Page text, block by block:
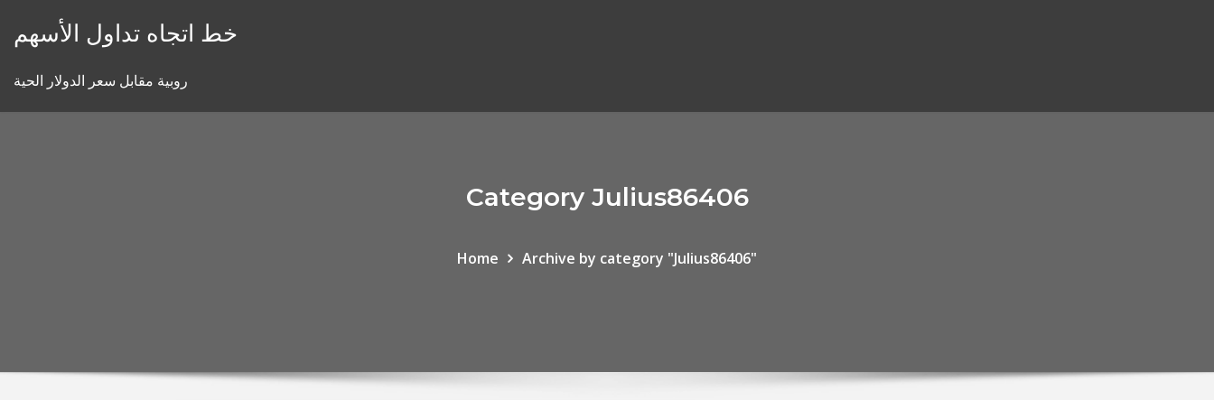
خط اتجاه تداول الأسهم
روبية مقابل سعر الدولار الحية
Category Julius86406
Home Archive by category "Julius86406"